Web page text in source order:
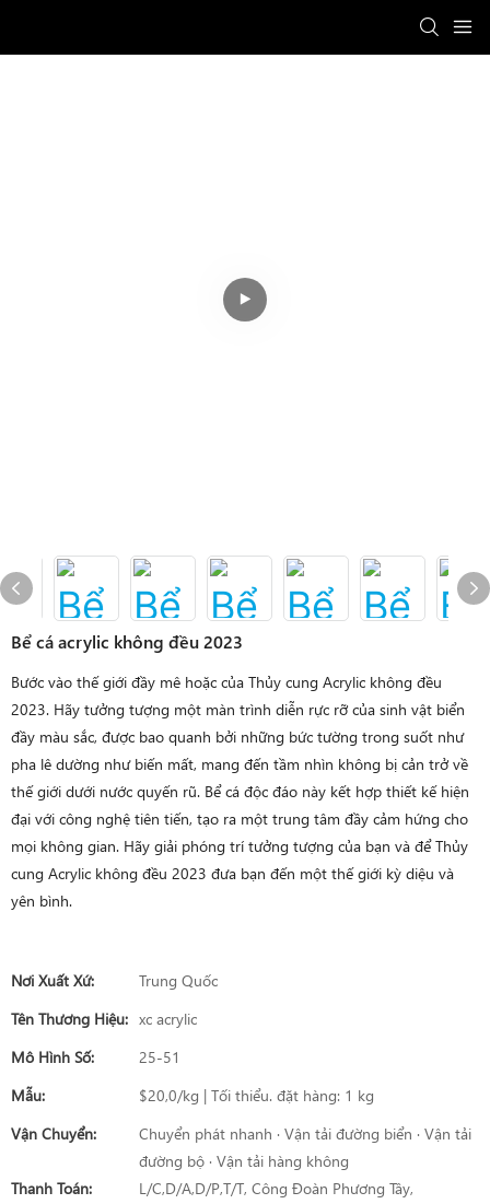
Bể cá acrylic không đều 2023
Bước vào thế giới đầy mê hoặc của Thủy cung Acrylic không đều
2023. Hãy tưởng tượng một màn trình diễn rực rỡ của sinh vật biển
đầy màu sắc, được bao quanh bởi những bức tường trong suốt như
pha lê dường như biến mất, mang đến tầm nhìn không bị cản trở về
thế giới dưới nước quyến rũ. Bể cá độc đáo này kết hợp thiết kế hiện
đại với công nghệ tiên tiến, tạo ra một trung tâm đầy cảm hứng cho
mọi không gian. Hãy giải phóng trí tưởng tượng của bạn và để Thủy
cung Acrylic không đều 2023 đưa bạn đến một thế giới kỳ diệu và
yên bình.
Nơi Xuất Xứ:
Trung Quốc
Tên Thương Hiệu: xc acrylic
Mô Hình Số:
25-51
Mẫu:
$20,0/kg | Tối thiểu. đặt hàng: 1 kg
Vận Chuyển:
Chuyển phát nhanh · Vận tải đường biển · Vận tải
đường bộ · Vận tải hàng không
Thanh Toán:
L/C,D/A,D/P,T/T, Công Đoàn Phương Tây,